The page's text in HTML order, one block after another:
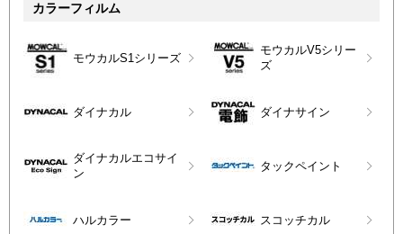
カラーフィルム
モウカルS1シリーズ
モウカルV5シリー
ズ
ダイナカル ダイナサイン
ダイナカルエコサイ
ン
タックペイント
ハルカラー スコッチカル